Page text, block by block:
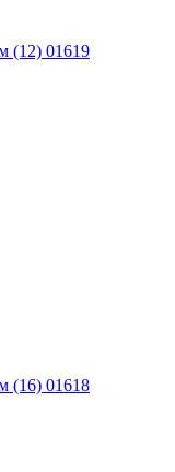
(12) 01619
(16) 01618